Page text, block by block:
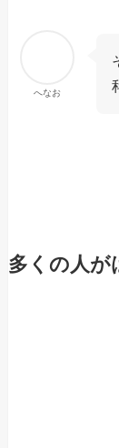
へなお
多くの人が